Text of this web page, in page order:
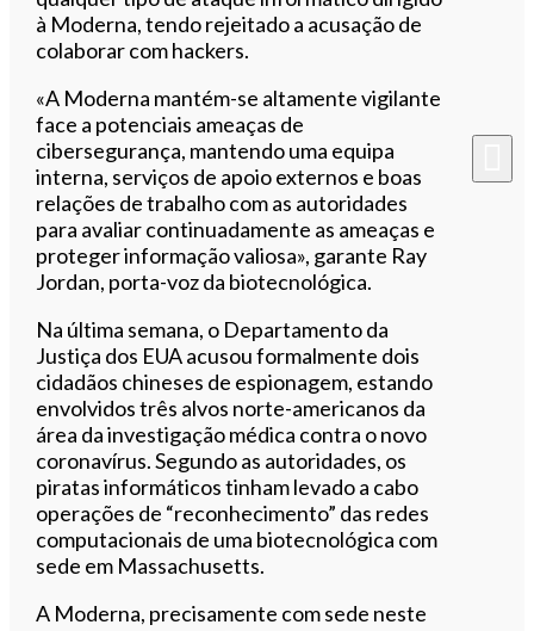
à Moderna, tendo rejeitado a acusação de
colaborar com hackers.
«A Moderna mantém-se altamente vigilante
face a potenciais ameaças de
cibersegurança, mantendo uma equipa
interna, serviços de apoio externos e boas
relações de trabalho com as autoridades
para avaliar continuadamente as ameaças e
proteger informação valiosa», garante Ray
Jordan, porta-voz da biotecnológica.
Na última semana, o Departamento da
Justiça dos EUA acusou formalmente dois
cidadãos chineses de espionagem, estando
envolvidos três alvos norte-americanos da
área da investigação médica contra o novo
coronavírus. Segundo as autoridades, os
piratas informáticos tinham levado a cabo
operações de “reconhecimento” das redes
computacionais de uma biotecnológica com
sede em Massachusetts.
A Moderna, precisamente com sede neste